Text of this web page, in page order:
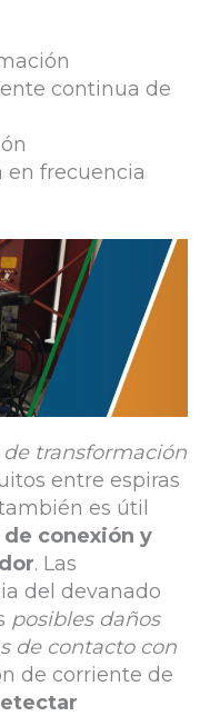
continua de
en frecuencia
transformación
entre espiras
es útil
conexión y
. Las
del devanado
posibles daños
de contacto con
de corriente de